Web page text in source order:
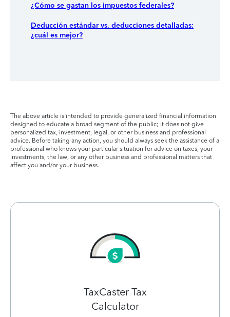
¿Cómo se gastan los impuestos federales?
Deducción estándar vs. deducciones detalladas:
¿cuál es mejor?
The above article is intended to provide generalized financial information
designed to educate a broad segment of the public; it does not give
personalized tax, investment, legal, or other business and professional
advice. Before taking any action, you should always seek the assistance of a
professional who knows your particular situation for advice on taxes, your
investments, the law, or any other business and professional matters that
affect you and/or your business.
TaxCaster Tax
Calculator